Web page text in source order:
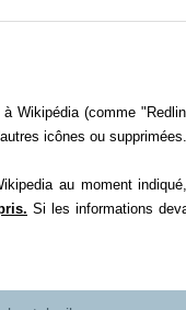
Wikipédia (comme
icônes ou
au moment
Si les informations